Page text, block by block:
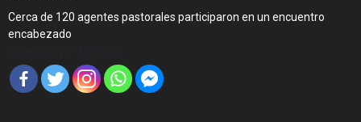
Cerca de 120 agentes pastorales participaron en un encuentro
encabezado